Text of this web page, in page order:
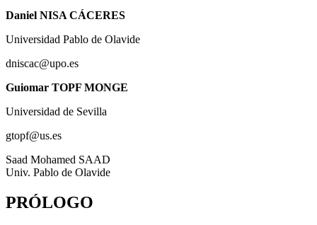
Daniel NISA CÁCERES
Universidad Pablo de Olavide
dniscac@upo.es
Guiomar TOPF MONGE
Universidad de Sevilla
gtopf@us.es
Saad Mohamed SAAD
Univ. Pablo de Olavide
PRÓLOGO